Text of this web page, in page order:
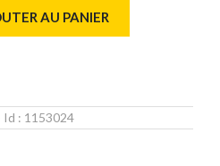
AU PANIER
Id : 1153024